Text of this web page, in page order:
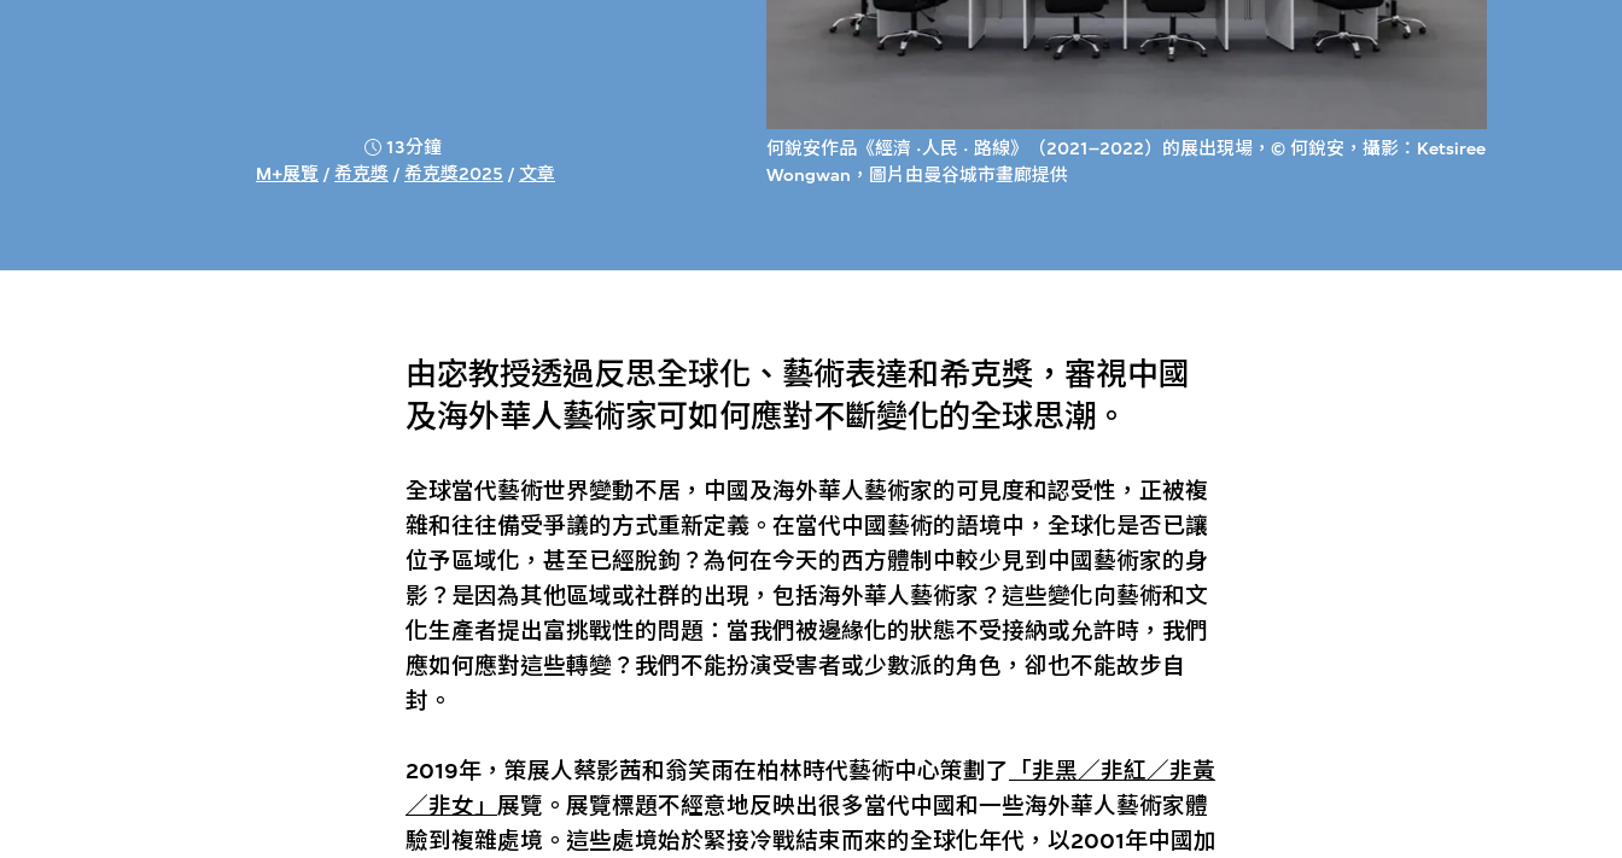
13分鐘
M+展覽 / 希克獎 / 希克獎2025 / 文章
何銳安作品《經濟 ·人民 · 路線》（2021–2022）的展出現場，© 何銳安，攝影：Ketsiree
Wongwan，圖片由曼谷城市畫廊提供
由宓教授透過反思全球化、藝術表達和希克獎，審視中國
及海外華人藝術家可如何應對不斷變化的全球思潮。
全球當代藝術世界變動不居，中國及海外華人藝術家的可見度和認受性，正被複
雜和往往備受爭議的方式重新定義。在當代中國藝術的語境中，全球化是否已讓
位予區域化，甚至已經脫鉤？為何在今天的西方體制中較少見到中國藝術家的身
影？是因為其他區域或社群的出現，包括海外華人藝術家？這些變化向藝術和文
化生產者提出富挑戰性的問題：當我們被邊緣化的狀態不受接納或允許時，我們
應如何應對這些轉變？我們不能扮演受害者或少數派的角色，卻也不能故步自
封。
2019年，策展人蔡影茜和翁笑雨在柏林時代藝術中心策劃了 「非黑／非紅／非黃
／非女」 展覽。展覽標題不經意地反映出很多當代中國和一些海外華人藝術家體
驗到複雜處境。這些處境始於緊接冷戰結束而來的全球化年代，以2001年中國加